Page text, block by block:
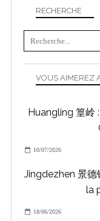
RECHERCHE
VOUS AIMEREZ
Huangling 篁岭
10/07/2026
Jingdezhen 景
la
18/06/2026